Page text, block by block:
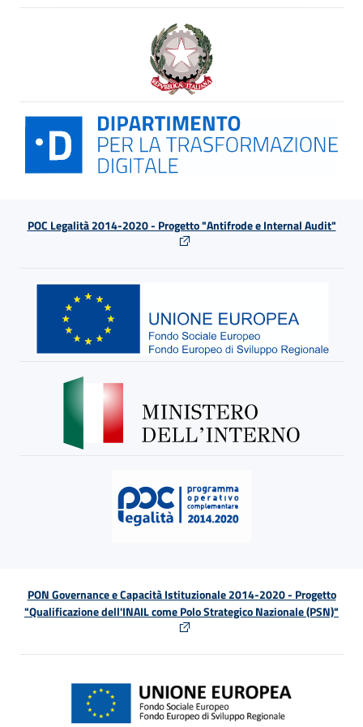
POC Legalità 2014-2020 - Progetto "Antifrode e Internal Audit"
PON Governance e Capacità Istituzionale 2014-2020 - Progetto
"Qualificazione dell'INAIL come Polo Strategico Nazionale (PSN)"